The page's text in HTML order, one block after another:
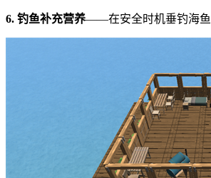
6. 钓鱼补充营养——在安全时机垂钓海鱼